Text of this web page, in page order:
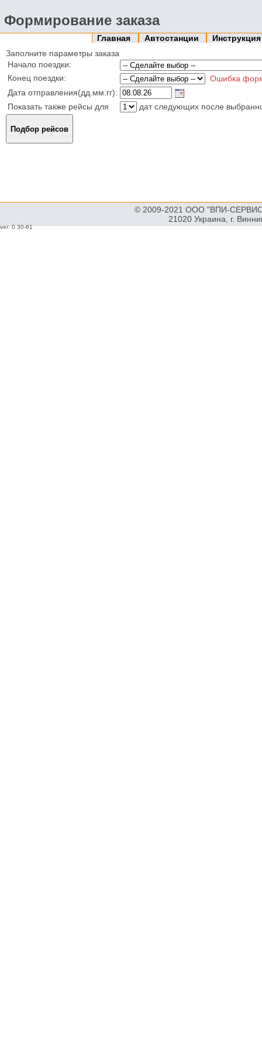
Формирование заказа
Главная Автостанции
Заполните параметры заказа
Начало поездки:
Конец поездки:
Ошибка
Дата отправления(дд.мм.гг):
Показать также рейсы для
дат следующих после
© 2009-2021 ООО "ВПИ-
21020 Украина, г.
ver: 0.30-61